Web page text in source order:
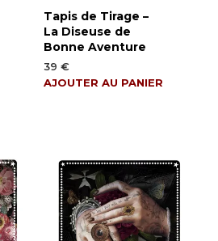
Tapis de Tirage –
La Diseuse de
Bonne Aventure
39 €
AJOUTER AU PANIER